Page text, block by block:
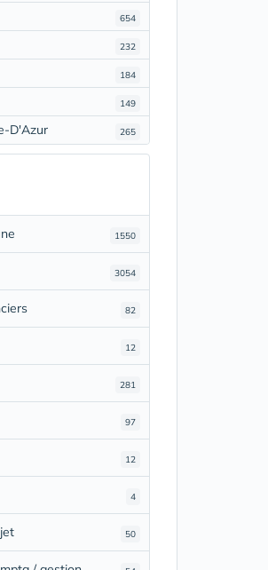
654
232
184
149
265
D'Azur
1550
3054
82
12
281
97
12
4
50